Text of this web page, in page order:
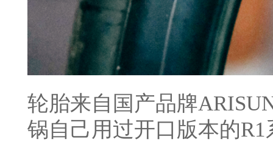
轮胎来自国产品牌
锅自己用过开口版本的